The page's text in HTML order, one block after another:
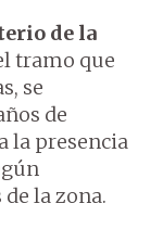
de la
tramo que
se
de
la presencia
la zona.